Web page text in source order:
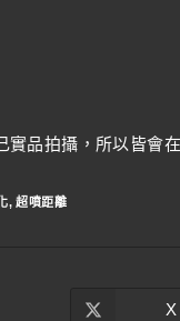
實品拍攝，所以皆會
, 超噴距離
X